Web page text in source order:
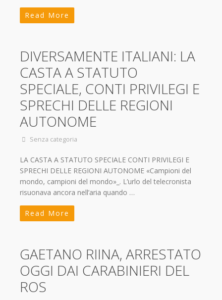
Read More
DIVERSAMENTE ITALIANI: LA
CASTA A STATUTO
SPECIALE, CONTI PRIVILEGI E
SPRECHI DELLE REGIONI
AUTONOME
Senza categoria
LA CASTA A STATUTO SPECIALE CONTI PRIVILEGI E
SPRECHI DELLE REGIONI AUTONOME «Campioni del
mondo, campioni del mondo»_. L’urlo del telecronista
risuonava ancora nell’aria quando …
Read More
GAETANO RIINA, ARRESTATO
OGGI DAI CARABINIERI DEL
ROS